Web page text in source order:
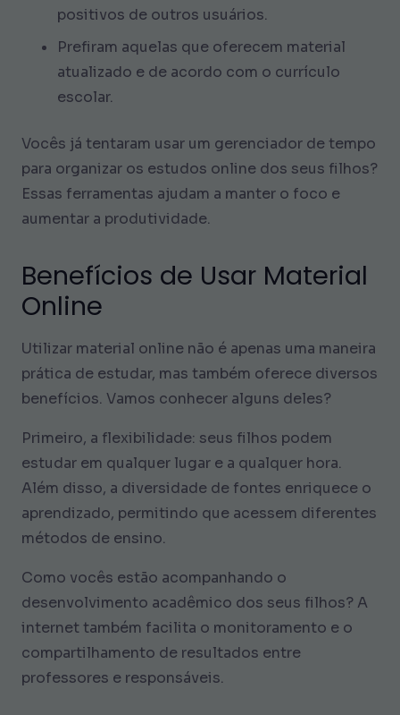
positivos de outros usuários.
Prefiram aquelas que oferecem material
atualizado e de acordo com o currículo
escolar.
Vocês já tentaram usar um gerenciador de tempo
para organizar os estudos online dos seus filhos?
Essas ferramentas ajudam a manter o foco e
aumentar a produtividade.
Benefícios de Usar Material
Online
Utilizar material online não é apenas uma maneira
prática de estudar, mas também oferece diversos
benefícios. Vamos conhecer alguns deles?
Primeiro, a flexibilidade: seus filhos podem
estudar em qualquer lugar e a qualquer hora.
Além disso, a diversidade de fontes enriquece o
aprendizado, permitindo que acessem diferentes
métodos de ensino.
Como vocês estão acompanhando o
desenvolvimento acadêmico dos seus filhos? A
internet também facilita o monitoramento e o
compartilhamento de resultados entre
professores e responsáveis.